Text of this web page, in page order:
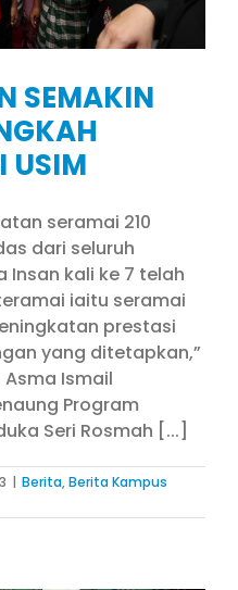
SEMAKIN
USIM
seramai 210
dari seluruh
Insan kali ke 7 telah
iaitu seramai
prestasi
yang ditetapkan,”
Asma Ismail
Program
Seri Rosmah [...]
| Berita,Berita Kampus